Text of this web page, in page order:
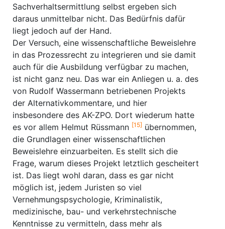
Sachverhaltsermittlung selbst ergeben sich
daraus unmittelbar nicht. Das Bedürfnis dafür
liegt jedoch auf der Hand.
Der Versuch, eine wissenschaftliche Beweislehre
in das Prozessrecht zu integrieren und sie damit
auch für die Ausbildung verfügbar zu machen,
ist nicht ganz neu. Das war ein Anliegen u. a. des
von Rudolf Wassermann betriebenen Projekts
der Alternativkommentare, und hier
insbesondere des AK-ZPO. Dort wiederum hatte
es vor allem Helmut Rüssmann [15] übernommen,
die Grundlagen einer wissenschaftlichen
Beweislehre einzuarbeiten. Es stellt sich die
Frage, warum dieses Projekt letztlich gescheitert
ist. Das liegt wohl daran, dass es gar nicht
möglich ist, jedem Juristen so viel
Vernehmungspsychologie, Kriminalistik,
medizinische, bau- und verkehrstechnische
Kenntnisse zu vermitteln, dass mehr als